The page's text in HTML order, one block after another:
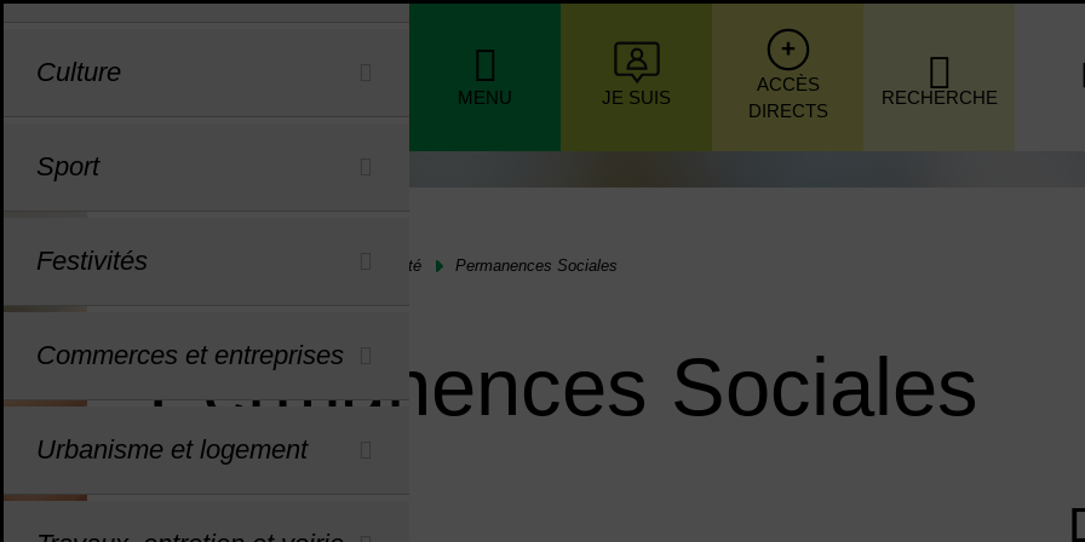
MENU
de navigation principale
JE SUIS
ACCÈS
DIRECTS
RECHERCHE
Culture
Sport
Festivités
Commerces et entreprises
Urbanisme et logement
Séniors, santé et solidarité Permanences Sociales
Permanences Sociales